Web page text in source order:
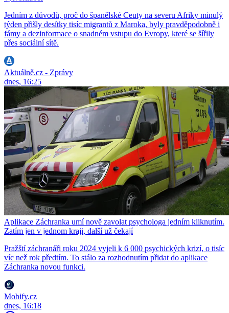
Jedním z důvodů, proč do španělské Ceuty na severu Afriky minulý
týden přišly desítky tisíc migrantů z Maroka, byly pravděpodobně i
fámy a dezinformace o snadném vstupu do Evropy, které se šířily
přes sociální sítě.
Aktuálně.cz - Zprávy
dnes, 16:25
Aplikace Záchranka umí nově zavolat psychologa jedním kliknutím.
Zatím jen v jednom kraji, další už čekají
Pražští záchranáři roku 2024 vyjeli k 6 000 psychických krizí, o tisíc
víc než rok předtím. To stálo za rozhodnutím přidat do aplikace
Záchranka novou funkci.
Mobify.cz
dnes, 16:18